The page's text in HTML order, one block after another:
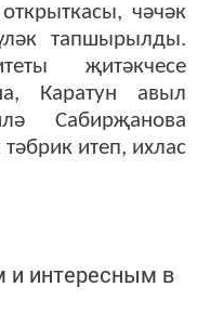
чәчәк
тапшырылды.
җитәкчесе
Каратун авыл
Сабирҗанова
итеп, ихлас
интересным в